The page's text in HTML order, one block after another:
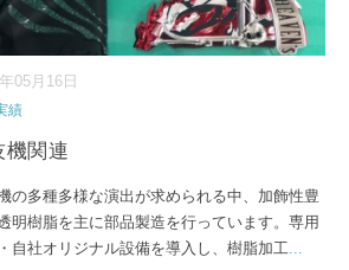
05月16日
績
機関連
の多種多様な演出が求められる中、加飾性豊
明樹脂を主に部品製造を行っています。専用
自社オリジナル設備を導入し、樹脂加工...